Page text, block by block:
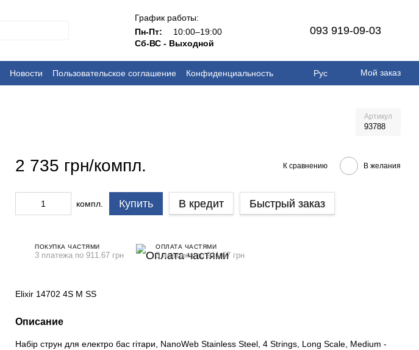
График работы:
Пн-Пт:
10:00–19:00
Сб-ВС - Выходной
093 919-09-03
Новости Пользовательское соглашение Конфиденциальность Рус Мой заказ
Артикул
93788
2 735 грн/компл. К сравнению В желания
компл. Купить В кредит Быстрый заказ
ПОКУПКА ЧАСТЯМИ
3 платежа по 911.67 грн
ОПЛАТА ЧАСТЯМИ
3 платежа по 911.67 грн
Elixir 14702 4S M SS
Описание
Набір струн для електро бас гітари, NanoWeb Stainless Steel, 4 Strings, Long Scale, Medium -